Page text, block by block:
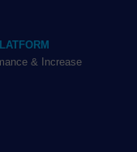
& Increase